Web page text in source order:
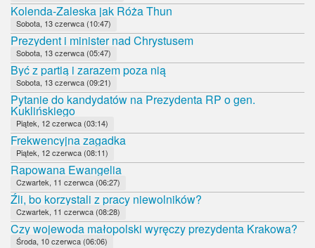
Kolenda-Zaleska jak Róża Thun
Sobota, 13 czerwca (10:47)
Prezydent i minister nad Chrystusem
Sobota, 13 czerwca (05:47)
Być z partią i zarazem poza nią
Sobota, 13 czerwca (09:21)
Pytanie do kandydatów na Prezydenta RP o gen.
Kuklińskiego
Piątek, 12 czerwca (03:14)
Frekwencyjna zagadka
Piątek, 12 czerwca (08:11)
Rapowana Ewangelia
Czwartek, 11 czerwca (06:27)
Źli, bo korzystali z pracy niewolników?
Czwartek, 11 czerwca (08:28)
Czy wojewoda małopolski wyręczy prezydenta Krakowa?
Środa, 10 czerwca (06:06)